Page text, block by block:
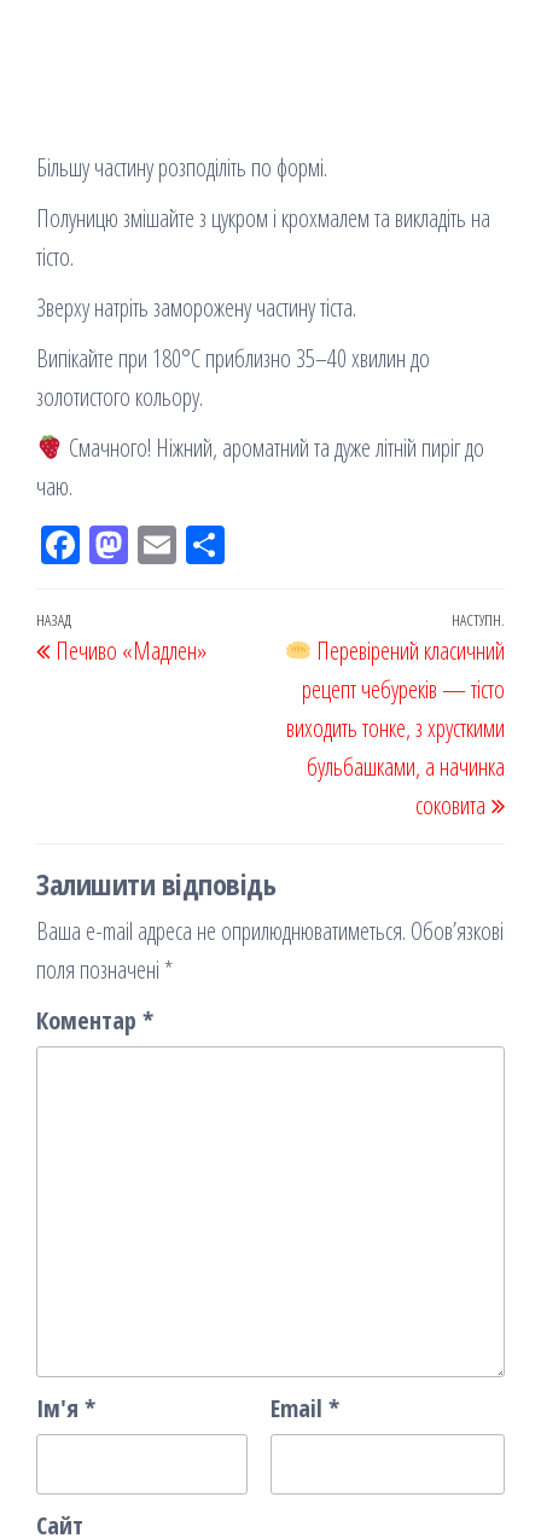
Більшу частину розподіліть по формі.
Полуницю змішайте з цукром і крохмалем та викладіть на
тісто.
Зверху натріть заморожену частину тіста.
Випікайте при 180°C приблизно 35–40 хвилин до
золотистого кольору.
Смачного! Ніжний, ароматний та дуже літній пиріг до
чаю.
Fac
k
M
on
Em
Навігація
записів
Попередній
запис
НАЗАД
Печиво «Мадлен»
НАСТУПН.
Перевірений класичний
рецепт чебуреків — тісто
виходить тонке, з хрусткими
бульбашками, а начинка
соковита
Залишити відповідь
Ваша e-mail адреса не оприлюднюватиметься. Обов’язкові
поля позначені *
Коментар *
Ім'я * Email *
Сайт